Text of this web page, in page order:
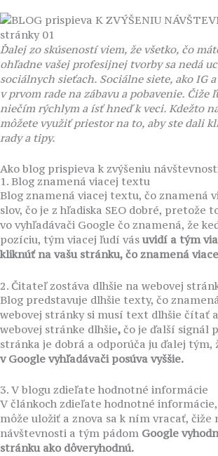
Ďalej zo skúseností viem, že všetko, čo
ohľadne vašej profesijnej tvorby sa nedá
sociálnych sieťach. Sociálne siete, ako IG a
v prvom rade na zábavu a pobavenie. Čiže
niečím rýchlym a ísť hneď k veci. Kdežto
môžete využiť priestor na to, aby ste dali
rady a tipy.
Ako blog prispieva k zvýšeniu
1. Blog znamená viacej textu
Blog znamená viacej textu, čo znamená
slov, čo je z hľadiska SEO dobré, pretože
vo vyhľadávači Google čo znamená, že
pozíciu, tým viacej ľudí vás uvidí a tým
kliknúť na vašu stránku, čo znamená
2. Čitateľ zostáva dlhšie na webovej
Blog predstavuje dlhšie texty, čo
webovej stránky si musí text dlhšie čítať
webovej stránke dlhšie, čo je ďalší signál
stránka je dobrá a odporúča ju ďalej tým,
v Google vyhľadávači posúva vyššie.
3. V blogu zdieľate hodnotné informácie
V článkoch zdieľate hodnotné
môže uložiť a znova sa k ním vracať, čiže
návštevnosti a tým pádom Google
stránku ako dôveryhodnú.